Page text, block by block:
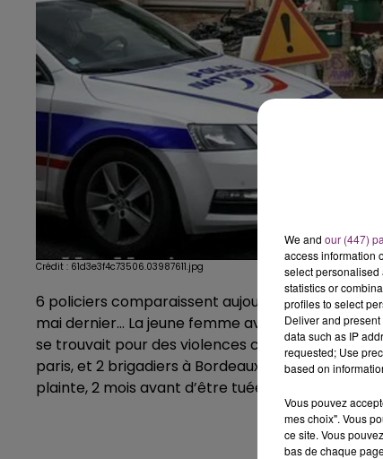
Crédit : 61d3e3f4c73506.03987611.jpg
6 policiers comparaissent aujourd’hui en conseil
mai dernier... La jeune femme avait été brûlée
se trouvait pour des violences conjugales
paris, et 2 brigadiers à Bordeaux... notamment
plainte, 2 mois avant d’être tuée.
We and our (447)
access information
select personalised
statistics or
profiles to select
Deliver and
data such as IP
requested; Use
based on
Vous pouvez
mes choix". Vous
ce site. Vous
bas de chaque